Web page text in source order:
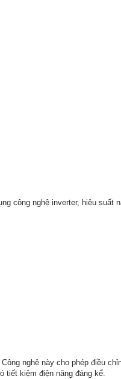
công nghệ inverter, hiệu suất
nghệ này cho phép điều
tiết kiệm điện năng đáng kể.